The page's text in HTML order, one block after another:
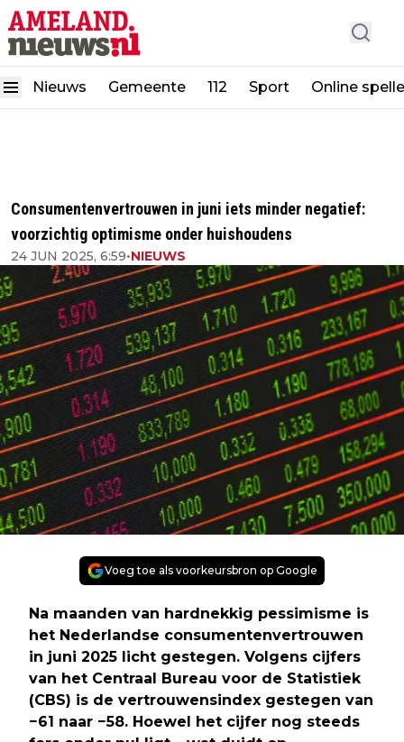
Nieuws Gemeente 112 Sport Online
Consumentenvertrouwen in juni iets minder negatief:
voorzichtig optimisme onder huishoudens
24 JUN 2025, 6:59•NIEUWS
Voeg toe als voorkeursbron op Google
Na maanden van hardnekkig pessimisme is
het Nederlandse consumentenvertrouwen
in juni 2025 licht gestegen. Volgens cijfers
van het Centraal Bureau voor de Statistiek
(CBS) is de vertrouwensindex gestegen van
−61 naar −58. Hoewel het cijfer nog steeds